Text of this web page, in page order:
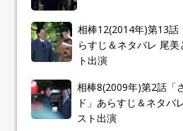
相棒12(2014年)第13話
らすじ＆ネタバレ 尾
ト出演
相棒8(2009年)第2話「
ド」あらすじ＆ネタバ
スト出演